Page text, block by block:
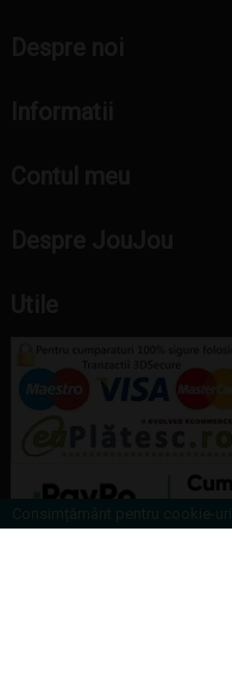
Consimțământ pentru cookie-uri